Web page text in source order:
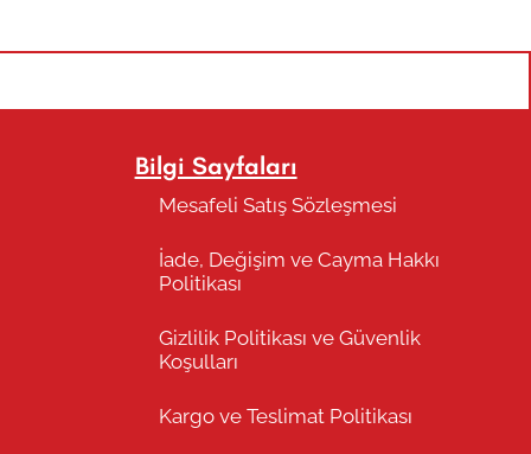
Bilgi Sayfaları
Mesafeli Satış Sözleşmesi
İade, Değişim ve Cayma Hakkı
Politikası
Gizlilik Politikası ve Güvenlik
Koşulları
Kargo ve Teslimat Politikası